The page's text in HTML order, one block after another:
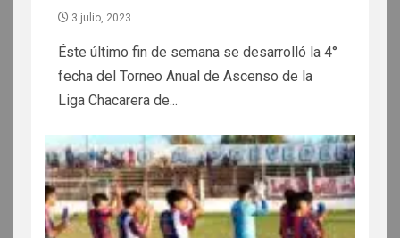
3 julio, 2023
Éste último fin de semana se desarrolló la 4°
fecha del Torneo Anual de Ascenso de la
Liga Chacarera de...